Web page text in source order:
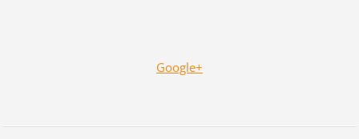
Google+